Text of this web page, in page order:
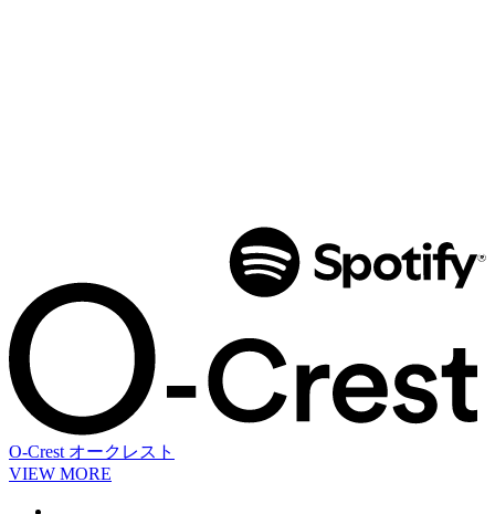
O-Crest オークレスト
VIEW MORE